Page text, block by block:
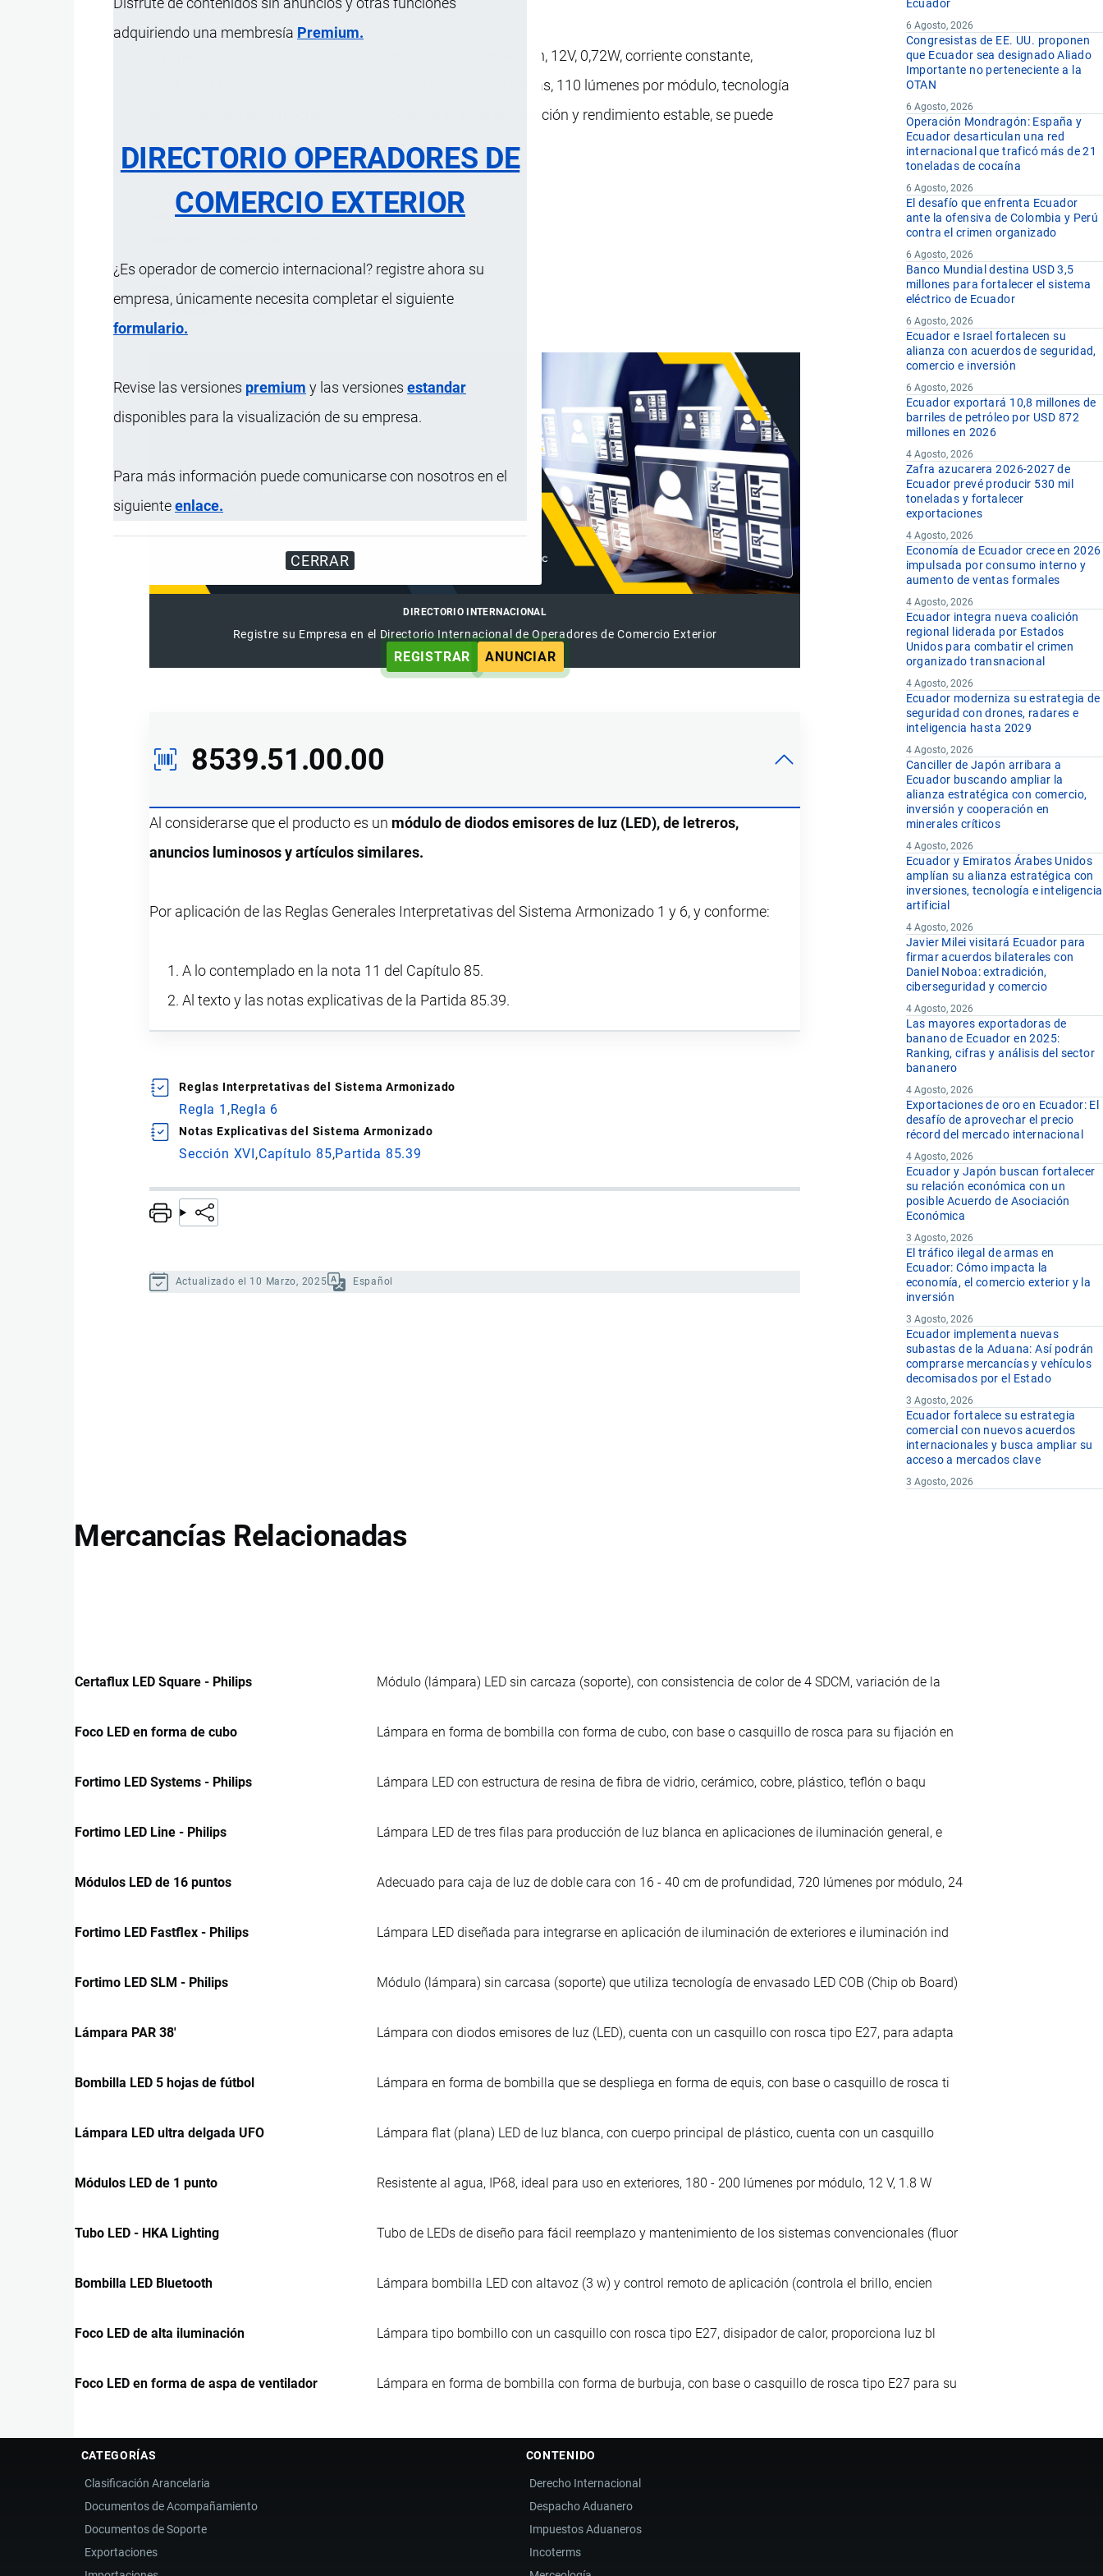
adquiriendo una membresía Premium.
DIRECTORIO OPERADORES DE
COMERCIO EXTERIOR
¿Es operador de comercio internacional? registre ahora su
empresa, únicamente necesita completar el siguiente
formulario.
Revise las versiones premium y las versiones estandar
disponibles para la visualización de su empresa.
Para más información puede comunicarse con nosotros en el
siguienteenlace.
CERRAR
Equipados con dispositivo óptico integrado, serie de inyección, 12V, 0,72W, corriente constante,
módulo LED, cantidad estándar en cascada de hasta 25 piezas, 110 lúmenes por módulo, tecnología
de conducción actual constante, homogeneidad en la iluminación y rendimiento estable, se puede
cortar entre cada unidad, cumple con CE, RoHS y UL.
Característica
Descripción
Presentación
DIRECTORIO INTERNACIONAL
Registre su Empresa en el Directorio Internacional de Operadores de Comercio Exterior
REGISTRAR ANUNCIAR
8539.51.00.00
Al considerarse que el producto es un módulo de diodos emisores de luz (LED), de letreros,
anuncios luminosos y artículos similares.
Por aplicación de las Reglas Generales Interpretativas del Sistema Armonizado 1 y 6, y conforme:
A lo contemplado en la nota 11 del Capítulo 85.
Al texto y las notas explicativas de la Partida 85.39.
Reglas Interpretativas del Sistema Armonizado
Regla 1 Regla 6
Notas Explicativas del Sistema Armonizado
Sección XVI Capítulo 85 Partida 85.39
Actualizado el 10 Marzo, 2025 Español
Ecuador
6 Agosto, 2026
Congresistas de EE. UU. proponen
que Ecuador sea designado Aliado
Importante no perteneciente a la
OTAN
6 Agosto, 2026
Operación Mondragón: España y
Ecuador desarticulan una red
internacional que traficó más de 21
toneladas de cocaína
6 Agosto, 2026
El desafío que enfrenta Ecuador
ante la ofensiva de Colombia y Perú
contra el crimen organizado
6 Agosto, 2026
Banco Mundial destina USD 3,5
millones para fortalecer el sistema
eléctrico de Ecuador
6 Agosto, 2026
Ecuador e Israel fortalecen su
alianza con acuerdos de seguridad,
comercio e inversión
6 Agosto, 2026
Ecuador exportará 10,8 millones de
barriles de petróleo por USD 872
millones en 2026
4 Agosto, 2026
Zafra azucarera 2026-2027 de
Ecuador prevé producir 530 mil
toneladas y fortalecer
exportaciones
4 Agosto, 2026
Economía de Ecuador crece en 2026
impulsada por consumo interno y
aumento de ventas formales
4 Agosto, 2026
Ecuador integra nueva coalición
regional liderada por Estados
Unidos para combatir el crimen
organizado transnacional
4 Agosto, 2026
Ecuador moderniza su estrategia de
seguridad con drones, radares e
inteligencia hasta 2029
4 Agosto, 2026
Canciller de Japón arribara a
Ecuador buscando ampliar la
alianza estratégica con comercio,
inversión y cooperación en
minerales críticos
4 Agosto, 2026
Ecuador y Emiratos Árabes Unidos
amplían su alianza estratégica con
inversiones, tecnología e inteligencia
artificial
4 Agosto, 2026
Javier Milei visitará Ecuador para
firmar acuerdos bilaterales con
Daniel Noboa: extradición,
ciberseguridad y comercio
4 Agosto, 2026
Las mayores exportadoras de
banano de Ecuador en 2025:
Ranking, cifras y análisis del sector
bananero
4 Agosto, 2026
Exportaciones de oro en Ecuador: El
desafío de aprovechar el precio
récord del mercado internacional
4 Agosto, 2026
Ecuador y Japón buscan fortalecer
su relación económica con un
posible Acuerdo de Asociación
Económica
3 Agosto, 2026
El tráfico ilegal de armas en
Ecuador: Cómo impacta la
economía, el comercio exterior y la
inversión
3 Agosto, 2026
Ecuador implementa nuevas
subastas de la Aduana: Así podrán
comprarse mercancías y vehículos
decomisados por el Estado
3 Agosto, 2026
Ecuador fortalece su estrategia
comercial con nuevos acuerdos
internacionales y busca ampliar su
acceso a mercados clave
3 Agosto, 2026
Mercancías Relacionadas
Certaflux LED Square - Philips Módulo (lámpara) LED sin carcaza (soporte), con consistencia de color de 4 SDCM, variación de la
Foco LED en forma de cubo Lámpara en forma de bombilla con forma de cubo, con base o casquillo de rosca para su fijación en
Fortimo LED Systems - Philips Lámpara LED con estructura de resina de fibra de vidrio, cerámico, cobre, plástico, teflón o baqu
Fortimo LED Line - Philips Lámpara LED de tres filas para producción de luz blanca en aplicaciones de iluminación general, e
Módulos LED de 16 puntos Adecuado para caja de luz de doble cara con 16 - 40 cm de profundidad, 720 lúmenes por módulo, 24
Fortimo LED Fastflex - Philips Lámpara LED diseñada para integrarse en aplicación de iluminación de exteriores e iluminación ind
Fortimo LED SLM - Philips Módulo (lámpara) sin carcasa (soporte) que utiliza tecnología de envasado LED COB (Chip ob Board)
Lámpara PAR 38' Lámpara con diodos emisores de luz (LED), cuenta con un casquillo con rosca tipo E27, para adapta
Bombilla LED 5 hojas de fútbol Lámpara en forma de bombilla que se despliega en forma de equis, con base o casquillo de rosca ti
Lámpara LED ultra delgada UFO Lámpara flat (plana) LED de luz blanca, con cuerpo principal de plástico, cuenta con un casquillo
Módulos LED de 1 punto Resistente al agua, IP68, ideal para uso en exteriores, 180 - 200 lúmenes por módulo, 12 V, 1.8 W
Tubo LED - HKA Lighting Tubo de LEDs de diseño para fácil reemplazo y mantenimiento de los sistemas convencionales (fluor
Bombilla LED Bluetooth Lámpara bombilla LED con altavoz (3 w) y control remoto de aplicación (controla el brillo, encien
Foco LED de alta iluminación Lámpara tipo bombillo con un casquillo con rosca tipo E27, disipador de calor, proporciona luz bl
Foco LED en forma de aspa de ventilador Lámpara en forma de bombilla con forma de burbuja, con base o casquillo de rosca tipo E27 para su
CATEGORÍAS
Clasificación Arancelaria
Documentos de Acompañamiento
Documentos de Soporte
Exportaciones
CONTENIDO
Derecho Internacional
Despacho Aduanero
Impuestos Aduaneros
Incoterms